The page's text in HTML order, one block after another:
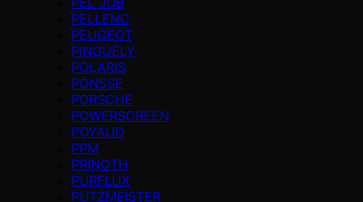
PELLENC
PEUGEOT
PINGUELY
POLARIS
PONSSE
PORSCHE
POWERSCREEN
POYAUD
PPM
PRINOTH
PURFLUX
PUTZMEISTER